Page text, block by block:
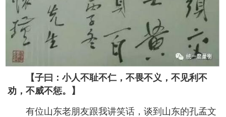
【子曰：小人不耻不仁，不畏不义，不见利不
劝，不威不惩。】
有位山东老朋友跟我讲笑话，谈到山东的孔孟文